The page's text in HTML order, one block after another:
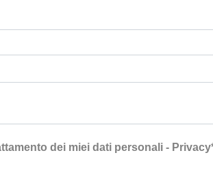
dei miei dati personali - Privacy